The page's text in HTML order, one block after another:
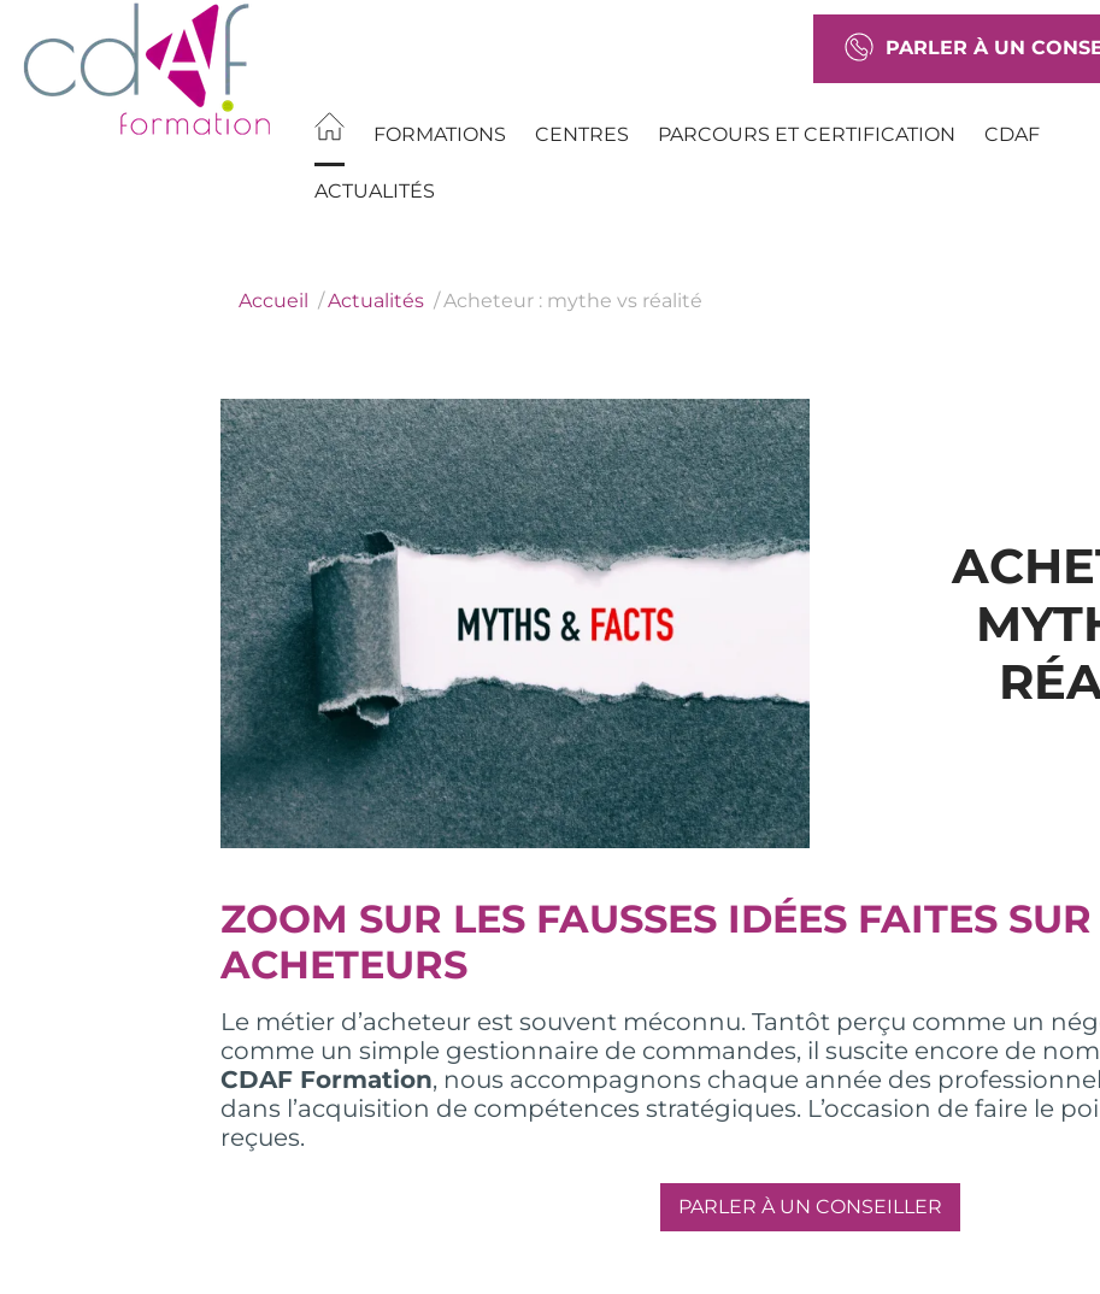
Aller
contenu
PARLER À UN
FORMATIONS CENTRES PARCOURS ET CERTIFICATION CDAF
ACTUALITÉS
Accueil Actualités Acheteur : mythe vs réalité
ZOOM SUR LES FAUSSES IDÉES FAITES SUR
ACHETEURS
Le métier d’acheteur est souvent méconnu. Tantôt perçu comme un
comme un simple gestionnaire de commandes, il suscite encore de
CDAF Formation, nous accompagnons chaque année des
dans l’acquisition de compétences stratégiques. L’occasion de faire le
reçues.
PARLER À UN CONSEILLER